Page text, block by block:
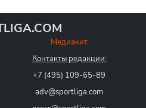
Медиакит
Контакты редакции:
+7 (495) 109-65-89
adv@sportliga.com